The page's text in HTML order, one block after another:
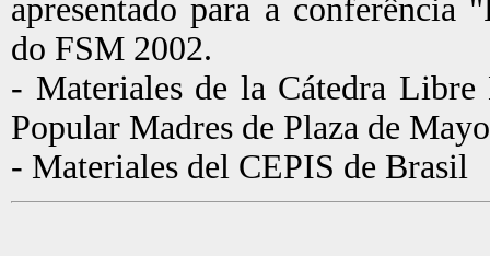
apresentado para a conferência
do FSM 2002.
- Materiales de la Cátedra Libre
Popular Madres de Plaza de Mayo
- Materiales del CEPIS de Brasil